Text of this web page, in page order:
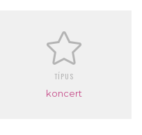
TÍPUS
koncert